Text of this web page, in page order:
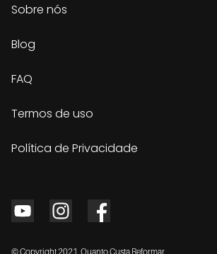
© Copyright 2021, Quanto Custa Reformar
Sobre nós
Blog
FAQ
Termos de uso
Política de Privacidade